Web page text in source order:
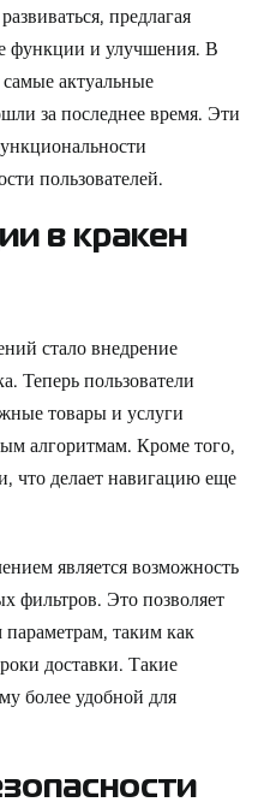
предлагая
функции и улучшения. В
актуальные
за последнее время. Эти
пользователей.
в кракен
стало внедрение
Теперь пользователи
товары и услуги
алгоритмам. Кроме того,
что делает навигацию еще
является возможность
фильтров. Это позволяет
таким как
доставки. Такие
более удобной для